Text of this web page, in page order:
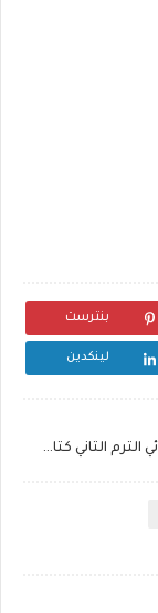
بنترست
لينكدين
نماذج إمتحانات لغة إنجليزية للصف الرابع الابتدائي الترم الثاني كتاب سلاح التلميذ